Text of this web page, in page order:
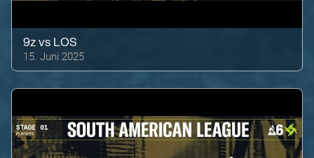
9z vs LOS
15. Juni 2025